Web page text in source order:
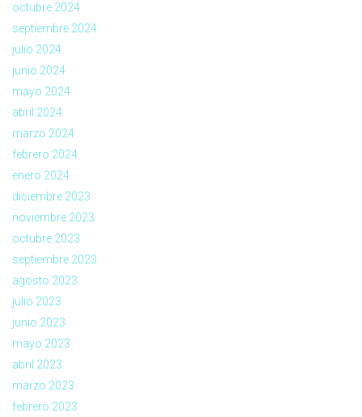
octubre 2024
septiembre 2024
julio 2024
junio 2024
mayo 2024
abril 2024
marzo 2024
febrero 2024
enero 2024
diciembre 2023
noviembre 2023
octubre 2023
septiembre 2023
agosto 2023
julio 2023
junio 2023
mayo 2023
abril 2023
marzo 2023
febrero 2023